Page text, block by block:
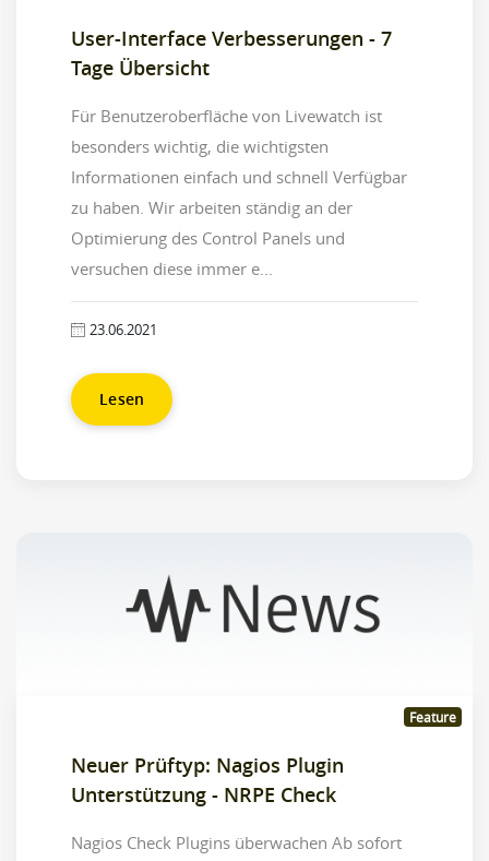
User-Interface Verbesserungen - 7
Tage Übersicht
Für Benutzeroberfläche von Livewatch ist
besonders wichtig, die wichtigsten
Informationen einfach und schnell Verfügbar
zu haben. Wir arbeiten ständig an der
Optimierung des Control Panels und
versuchen diese immer e...
23.06.2021
Lesen
Feature
Neuer Prüftyp: Nagios Plugin
Unterstützung - NRPE Check
Nagios Check Plugins überwachen Ab sofort